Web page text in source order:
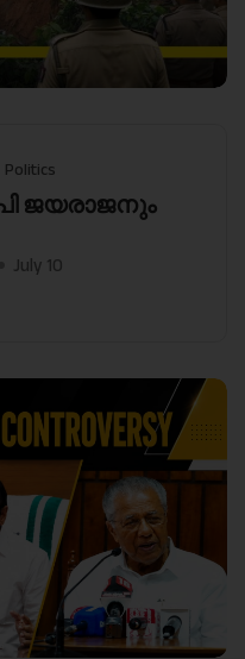
Politics
ജയരാജനും
July 10